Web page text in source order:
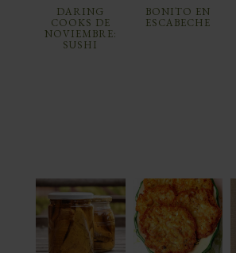
DARING
COOKS DE
NOVIEMBRE:
SUSHI
BONITO EN
ESCABECHE